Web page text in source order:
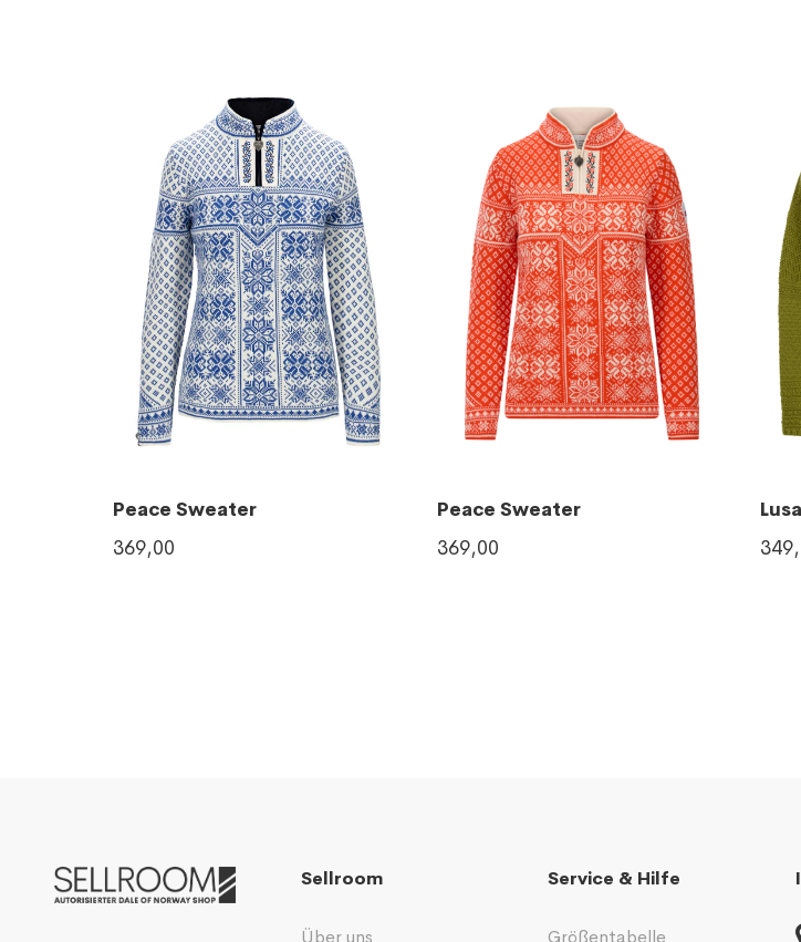
Peace Sweater
369,00
Peace Sweater
369,00
Sellroom Service & Hilfe